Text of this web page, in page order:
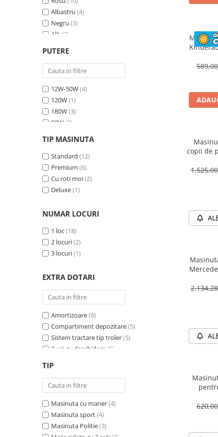
Albastru (4)
Negru (3)
Alb (2)
Galben
PUTERE
12W-50W(4)
120W(1)
180W(3)
90W (3)
30W (1)
60W(2)
TIP MASINUTA
Standard (12)
Premium (6)
Cu roti moi(2)
Deluxe(1)
NUMAR LOCURI
1 loc(18)
2 locuri(2)
3 locuri(1)
EXTRA DOTARI
Amortizoare(9)
Compartiment depozitare(5)
Sistem tractare tip troler(5)
2 usi cu deschidere (5)
Schimbator viteza
Bluetooth(4)
Baterie detasabila(3)
Megafon (2)
4X4 (2)
TIP
Masinuta cu maner(4)
Masinuta sport(4)
Masinuta Politie(3)
copii de
90W,